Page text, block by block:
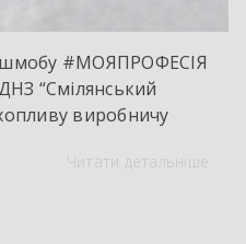
#МОЯПРОФЕСІЯ
“Смілянський
виробничу
інноваційне
Читати детальніше